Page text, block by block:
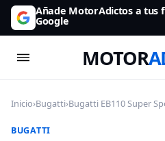
Añade MotorAdictos a tus
Google
MOTOR
Inicio›Bugatti›Bugatti EB110 Super
BUGATTI